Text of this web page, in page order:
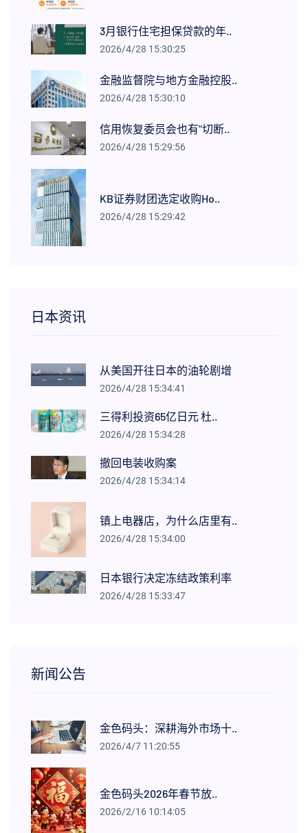
3月银行住宅担保贷款的年..
2026/4/28 15:30:25
金融监督院与地方金融控股..
2026/4/28 15:30:10
信用恢复委员会也有"切断..
2026/4/28 15:29:56
KB证券财团选定收购Ho..
2026/4/28 15:29:42
日本资讯
从美国开往日本的油轮剧增
2026/4/28 15:34:41
三得利投资65亿日元 杜..
2026/4/28 15:34:28
撤回电装收购案
2026/4/28 15:34:14
镇上电器店，为什么店里有..
2026/4/28 15:34:00
日本银行决定冻结政策利率
2026/4/28 15:33:47
新闻公告
金色码头：深耕海外市场十..
2026/4/7 11:20:55
金色码头2026年春节放..
2026/2/16 10:14:05